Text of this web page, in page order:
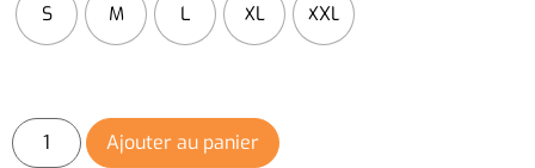
S M L XL XXL
Ajouter au panier